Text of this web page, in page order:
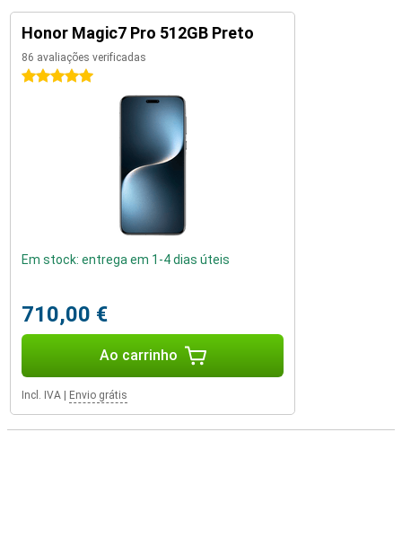
Honor Magic7 Pro 512GB Preto
86 avaliações verificadas
5 estrelas
Em stock: entrega em 1-4 dias úteis
710,00 €
Ao carrinho
Incl. IVA Envio grátis